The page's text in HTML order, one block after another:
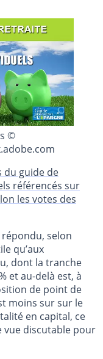
©
du guide de
référencés sur
les votes des
selon
qu’aux
dont la tranche
et au-delà est, à
de point de
moins sur sur le
en capital, ce
vue discutable pour